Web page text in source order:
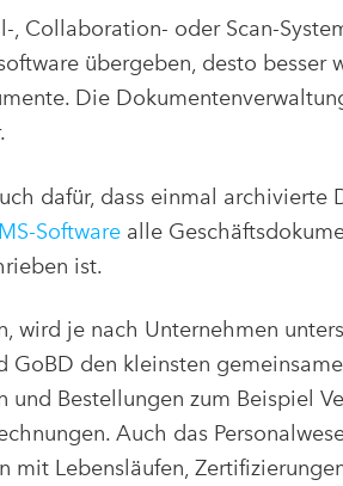
, Collaboration- oder Scan-
übergeben, desto besser
Die
dafür, dass einmal archivierte
Software alle
ist.
wird je nach Unternehmen
GoBD den kleinsten
Bestellungen zum Beispiel
Auch das
Lebensläufen,